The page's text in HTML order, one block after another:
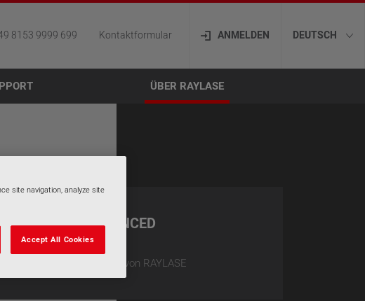
8153 9999 699 Kontaktformular ANMELDEN DEUTSCH
ÜBER RAYLASE
II ENHANCED
2-Achsen Ablenkeinheit von RAYLASE
site navigation, analyze site
Accept All Cookies